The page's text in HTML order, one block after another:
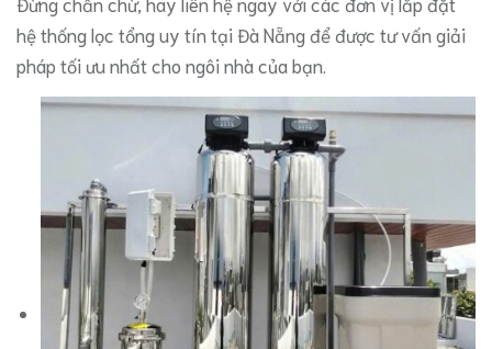
hệ thống lọc tổng uy tín tại Đà Nẵng để được tư vấn giải
pháp tối ưu nhất cho ngôi nhà của bạn.